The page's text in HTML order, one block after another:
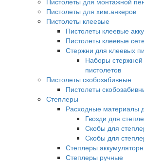
Пистолеты для хим.анкеров
Пистолеты клеевые
Пистолеты клеевые
Пистолеты клеевые
Стержни для клеевых
Наборы
пистолетов
Пистолеты скобозабивные
Пистолеты
Степлеры
Расходные материалы
Гвозди для
Скобы для
Скобы для
Степлеры
Степлеры ручные